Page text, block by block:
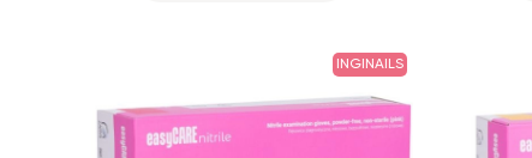
INGINAILS